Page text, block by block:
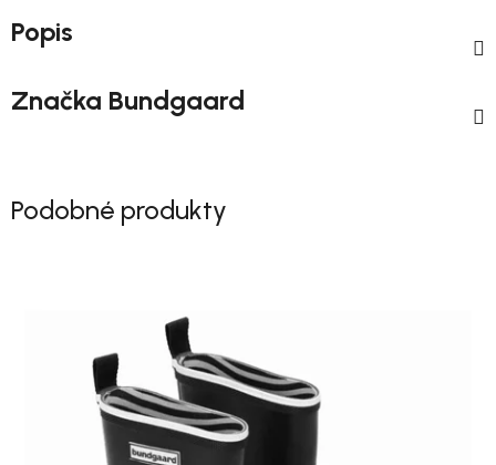
Popis
Značka Bundgaard
Podobné produkty